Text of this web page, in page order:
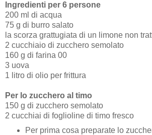
Ingredienti per 6 persone
200 ml di acqua
75 g di burro salato
la scorza grattugiata di un limone non
2 cucchiaio di zucchero semolato
160 g di farina 00
3 uova
1 litro di olio per frittura
Per lo zucchero al timo
150 g di zucchero semolato
2 cucchiai di foglioline di timo fresco
Per prima cosa preparate lo